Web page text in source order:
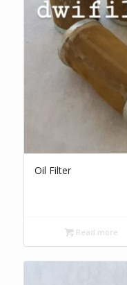
Oil Filter
Read more